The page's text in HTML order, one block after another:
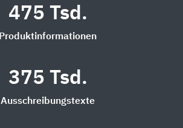
475 Tsd.
Produktinformationen
375 Tsd.
Ausschreibungstexte